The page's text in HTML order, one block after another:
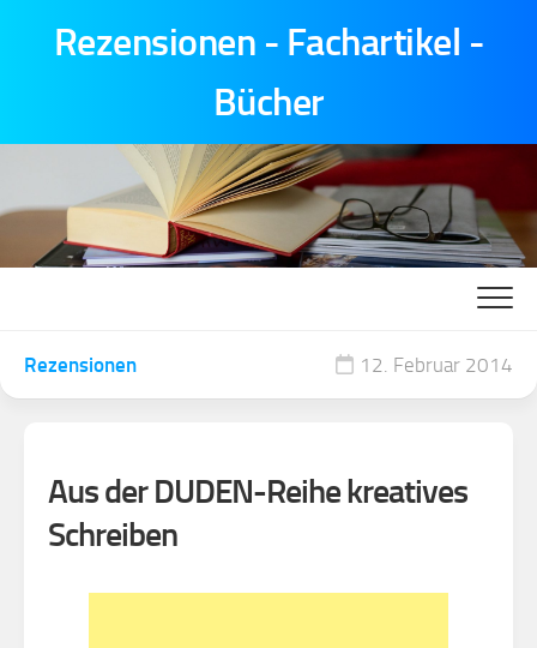
Rezensionen - Fachartikel -
Bücher
Rezensionen 12. Februar 2014
Aus der DUDEN-Reihe kreatives
Schreiben